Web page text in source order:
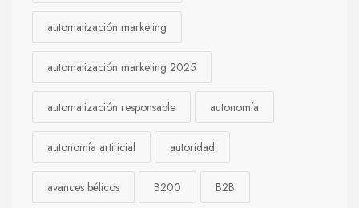
automatización marketing
automatización marketing 2025
automatización responsable autonomía
autonomía artificial autoridad
avances bélicos B200 B2B